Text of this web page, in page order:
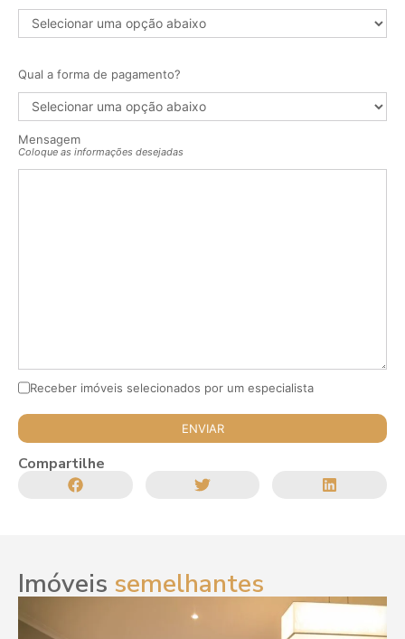
Qual a forma de pagamento?
Mensagem
Coloque as informações desejadas
Receber imóveis selecionados por um especialista
Compartilhe
Imóveis semelhantes